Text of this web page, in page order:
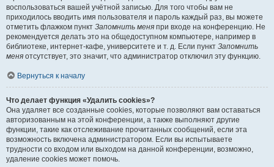
воспользоваться вашей учётной записью. Для того чтобы вам не
приходилось вводить имя пользователя и пароль каждый раз, вы можете
отметить флажком пункт Запомнить меня при входе на конференцию. Не
рекомендуется делать это на общедоступном компьютере, например в
библиотеке, интернет-кафе, университете и т. д. Если пункт Запомнить
меня отсутствует, это значит, что администратор отключил эту функцию.
Вернуться к началу
Что делает функция «Удалить cookies»?
Она удаляет все созданные cookies, которые позволяют вам оставаться
авторизованным на этой конференции, а также выполняют другие
функции, такие как отслеживание прочитанных сообщений, если эта
возможность включена администратором. Если вы испытываете
трудности со входом или выходом на данной конференции, возможно,
удаление cookies может помочь.